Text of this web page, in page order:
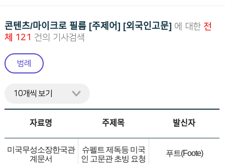
다.
콘텐츠/마이크로 필름 [주제어] [외국인고문] 에 대한 전
체 121 건의 기사검색
범례
자료명 주제목 발신자
미국무성소장한국관
계문서
슈펠트 제독등 미국
인 고문관 초빙 요청
푸트(Foote)